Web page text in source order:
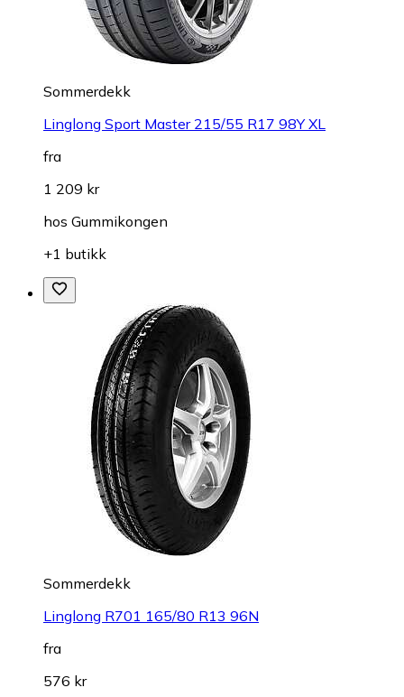
Sommerdekk
Linglong Sport Master 215/55 R17 98Y XL
fra
1 209 kr
hos Gummikongen
+1 butikk
Sommerdekk
Linglong R701 165/80 R13 96N
fra
576 kr